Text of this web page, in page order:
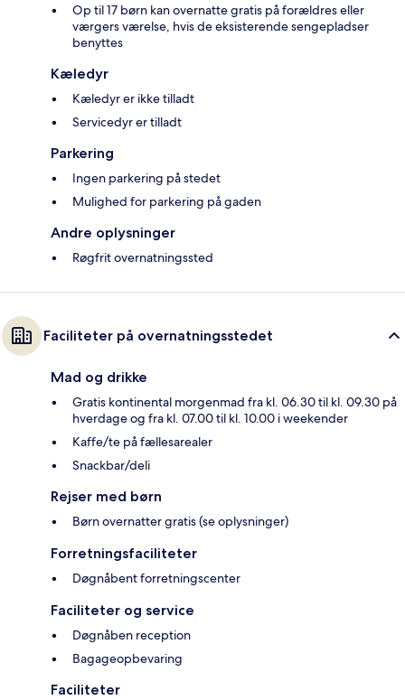
Op til 17 børn kan overnatte gratis på forældres eller
værgers værelse, hvis de eksisterende sengepladser
benyttes
Kæledyr
Kæledyr er ikke tilladt
Servicedyr er tilladt
Parkering
Ingen parkering på stedet
Mulighed for parkering på gaden
Andre oplysninger
Røgfrit overnatningssted
Faciliteter på overnatningsstedet
Mad og drikke
Gratis kontinental morgenmad fra kl. 06.30 til kl. 09.30 på
hverdage og fra kl. 07.00 til kl. 10.00 i weekender
Kaffe/te på fællesarealer
Snackbar/deli
Rejser med børn
Børn overnatter gratis (se oplysninger)
Forretningsfaciliteter
Døgnåbent forretningscenter
Faciliteter og service
Døgnåben reception
Bagageopbevaring
Faciliteter